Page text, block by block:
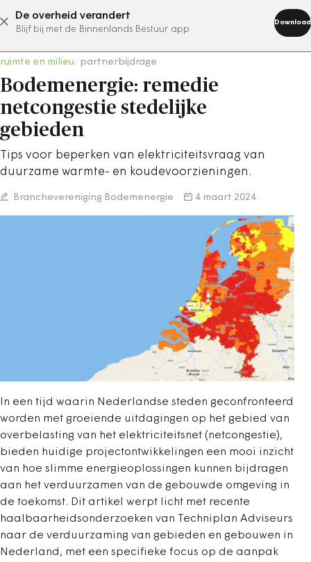
De overheid verandert
Blijf bij met de Binnenlands Bestuur app
Download
abonneer nu
ruimte en milieu partnerbijdrage
Bodemenergie: remedie
netcongestie stedelijke
gebieden
Tips voor beperken van elektriciteitsvraag van
duurzame warmte- en koudevoorzieningen.
Branchevereniging Bodemenergie 4 maart 2024
In een tijd waarin Nederlandse steden geconfronteerd
worden met groeiende uitdagingen op het gebied van
overbelasting van het elektriciteitsnet (netcongestie),
bieden huidige project­ontwikkelingen een mooi inzicht
van hoe slimme energieoplossingen kunnen bijdragen
aan het verduurzamen van de gebouwde omgeving in
de toekomst. Dit artikel werpt licht met recente
haalbaarheidsonderzoeken van Techniplan Adviseurs
naar de verduurzaming van gebieden en gebouwen in
Nederland, met een specifieke focus op de aanpak